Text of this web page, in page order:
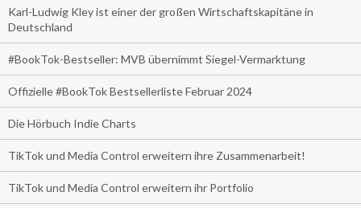
Karl-Ludwig Kley ist einer der großen Wirtschaftskapitäne in
Deutschland
#BookTok-Bestseller: MVB übernimmt Siegel-Vermarktung
Offizielle #BookTok Bestsellerliste Februar 2024
Die Hörbuch Indie Charts
TikTok und Media Control erweitern ihre Zusammenarbeit!
TikTok und Media Control erweitern ihr Portfolio